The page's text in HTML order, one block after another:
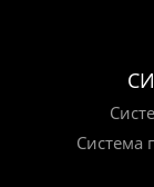
Система